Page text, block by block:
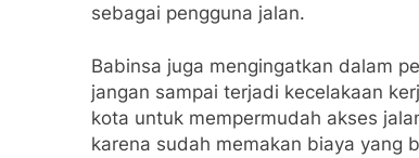
sebagai pengguna jalan.
Babinsa juga mengingatkan dalam
jangan sampai terjadi kecelakaan
kota untuk mempermudah akses
karena sudah memakan biaya yang